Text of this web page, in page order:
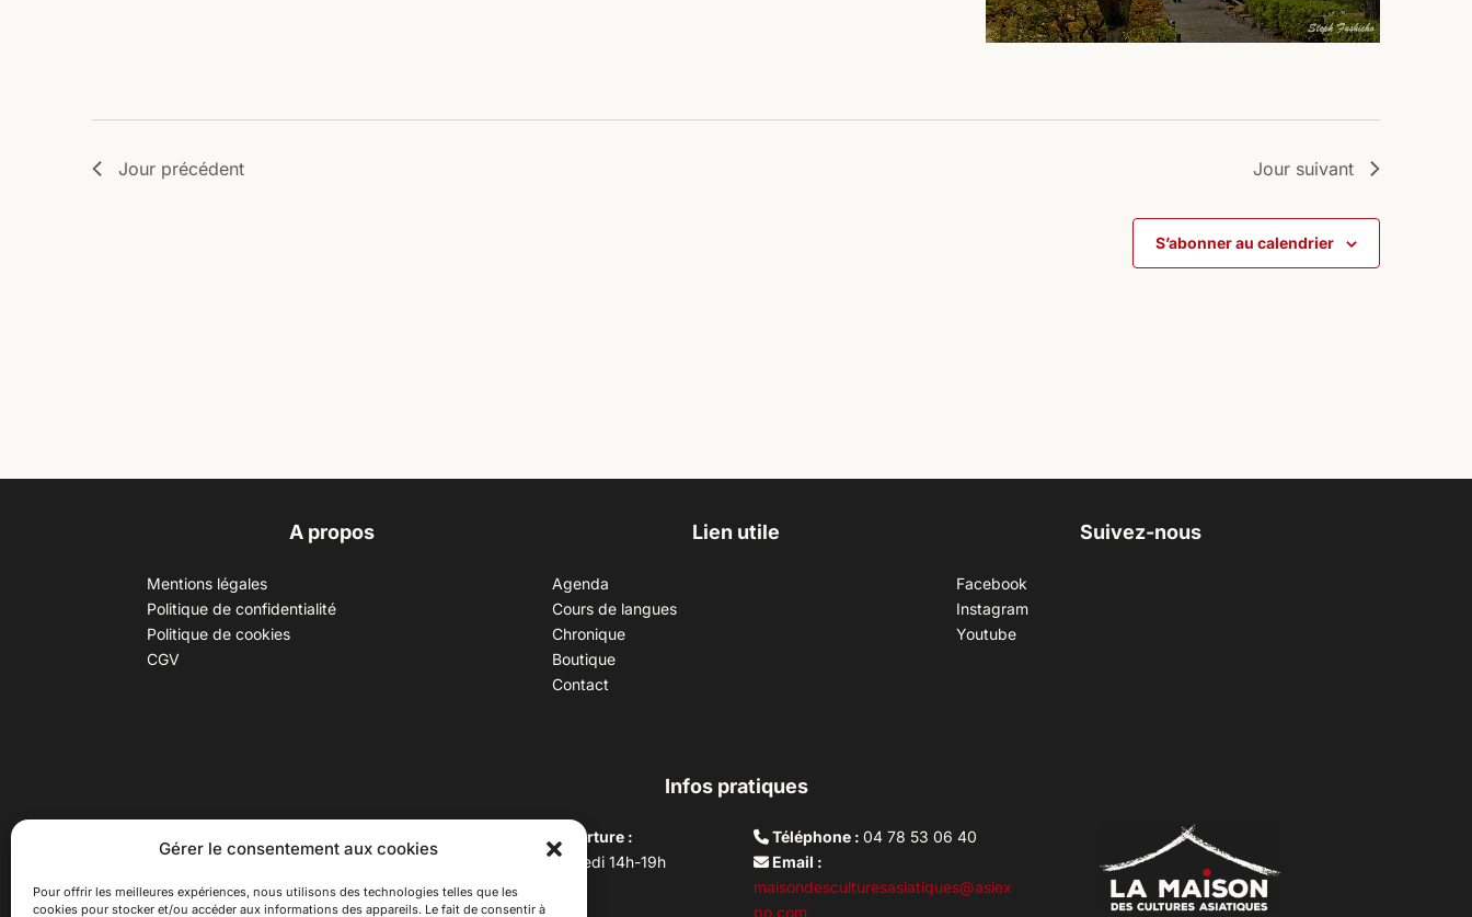
Gérer le consentement aux cookies
Pour offrir les meilleures expériences, nous utilisons des technologies telles que les
cookies pour stocker et/ou accéder aux informations des appareils. Le fait de consentir à
Jour précédent Jour suivant
S’abonner au calendrier
A propos
Mentions légales
Politique de confidentialité
Politique de cookies
CGV
Lien utile
Agenda
Cours de langues
Chronique
Boutique
Contact
Suivez-nous
Facebook
Instagram
Youtube
Infos pratiques
(adresse postale : 62 rue St
Maximin, 69003 Lyon)
à 100 mètres du métro D Monplaisir
Horaires d’ouverture :
Du mardi au vendredi 14h-19h
Samedi 10h –17h
Fermeture lundi
Téléphone :04 78 53 06 40
Email :
maisondesculturesasiatiques@asiex
po.com